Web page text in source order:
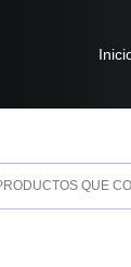
QUE